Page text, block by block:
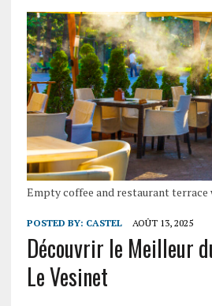
Empty coffee and restaurant terrace
POSTED BY: CASTEL AOÛT 13, 2025
Découvrir le Meilleur
Le Vesinet